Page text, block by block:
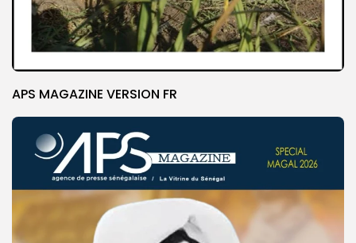
APS MAGAZINE VERSION FR